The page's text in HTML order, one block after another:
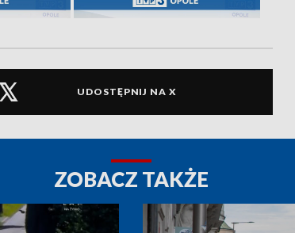
UDOSTĘPNIJ NA X
ZOBACZ TAKŻE